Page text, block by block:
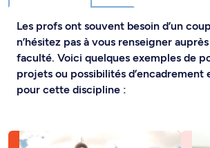
Les profs ont souvent besoin d’un
n’hésitez pas à vous renseigner
faculté. Voici quelques exemples de
projets ou possibilités d’encadrement
pour cette discipline :